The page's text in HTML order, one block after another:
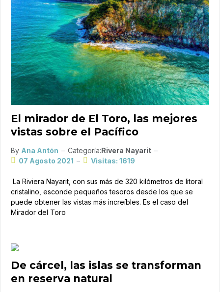
El mirador de El Toro, las mejores
vistas sobre el Pacífico
By Ana Antón Categoría:Rivera Nayarit
07 Agosto 2021
Visitas: 1619
La Riviera Nayarit, con sus más de 320 kilómetros de litoral
cristalino, esconde pequeños tesoros desde los que se
puede obtener las vistas más increíbles. Es el caso del
Mirador del Toro
De cárcel, las islas se transforman
en reserva natural